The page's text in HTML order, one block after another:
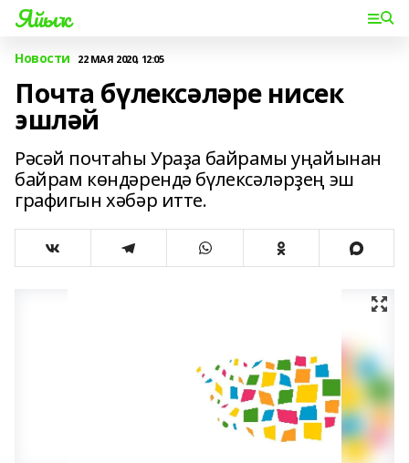
Яйыҡ
Новости 22 МАЯ 2020, 12:05
Почта бүлексәләре нисек
эшләй
Рәсәй почтаһы Ураҙа байрамы уңайынан
байрам көндәрендә бүлексәләрҙең эш
графигын хәбәр итте.